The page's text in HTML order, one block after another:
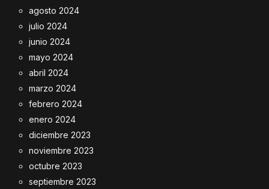
agosto 2024
julio 2024
junio 2024
mayo 2024
abril 2024
marzo 2024
febrero 2024
enero 2024
diciembre 2023
noviembre 2023
octubre 2023
septiembre 2023